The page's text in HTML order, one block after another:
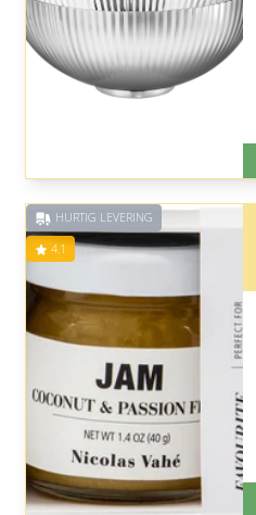
HURTIG LEVERING
4.1